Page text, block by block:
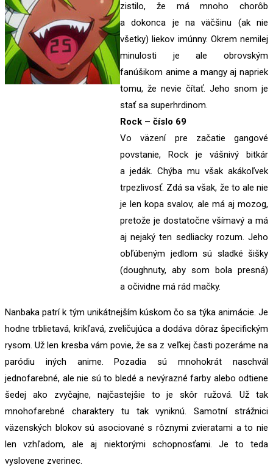
zistilo, že má mnoho chorôb
a dokonca je na väčšinu (ak nie
všetky) liekov imúnny. Okrem nemilej
minulosti je ale obrovským
fanúšikom anime a mangy aj napriek
tomu, že nevie čítať. Jeho snom je
stať sa superhrdinom.
Rock – číslo 69
Vo väzení pre začatie gangové
povstanie, Rock je vášnivý bitkár
a jedák. Chýba mu však akákoľvek
trpezlivosť. Zdá sa však, že to ale nie
je len kopa svalov, ale má aj mozog,
pretože je dostatočne všímavý a má
aj nejaký ten sedliacky rozum. Jeho
obľúbeným jedlom sú sladké šišky
(doughnuty, aby som bola presná)
a očividne má rád mačky.
Nanbaka patrí k tým unikátnejším kúskom čo sa týka animácie. Je
hodne trblietavá, krikľavá, zveličujúca a dodáva dôraz špecifickým
rysom. Už len kresba vám povie, že sa z veľkej časti pozeráme na
paródiu iných anime. Pozadia sú mnohokrát naschvál
jednofarebné, ale nie sú to bledé a nevýrazné farby alebo odtiene
šedej ako zvyčajne, najčastejšie to je skôr ružová. Už tak
mnohofarebné charaktery tu tak vyniknú. Samotní strážnici
väzenských blokov sú asociované s rôznymi zvieratami a to nie
len vzhľadom, ale aj niektorými schopnosťami. Je to teda
vyslovene zverinec.